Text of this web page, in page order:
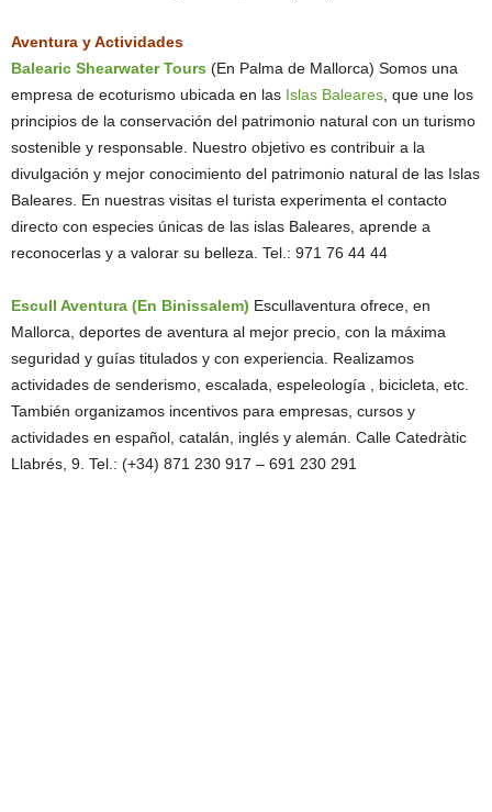
Aventura y Actividades
Balearic Shearwater Tours (En Palma de Mallorca) Somos una
empresa de ecoturismo ubicada en las Islas Baleares , que une los
principios de la conservación del patrimonio natural con un turismo
sostenible y responsable. Nuestro objetivo es contribuir a la
divulgación y mejor conocimiento del patrimonio natural de las Islas
Baleares. En nuestras visitas el turista experimenta el contacto
directo con especies únicas de las islas Baleares, aprende a
reconocerlas y a valorar su belleza. Tel.: 971 76 44 44
Escull Aventura (En Binissalem) Escullaventura ofrece, en
Mallorca, deportes de aventura al mejor precio, con la máxima
seguridad y guías titulados y con experiencia. Realizamos
actividades de senderismo, escalada, espeleología , bicicleta, etc.
También organizamos incentivos para empresas, cursos y
actividades en español, catalán, inglés y alemán. Calle Catedràtic
Llabrés, 9. Tel.: (+34) 871 230 917 – 691 230 291